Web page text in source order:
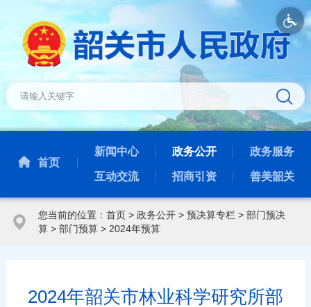
首页
新闻中心 政务公开 政务服务
互动交流 招商引资 善美韶关
您当前的位置： 首页> 政务公开> 预决算专栏> 部门预决
算> 部门预算> 2024年预算
2024年韶关市林业科学研究所部